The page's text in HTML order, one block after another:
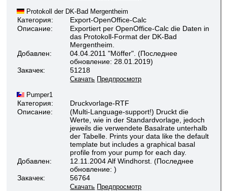
Protokoll der DK-Bad Mergentheim
Категория:
Export-OpenOffice-Calc
Описание:
Exportiert per OpenOffice-Calc die Daten in
das Protokoll-Format der DK-Bad
Mergentheim.
Добавлен:
04.04.2011 "Möffer". (Последнее
обновление: 28.01.2019)
Закачек:
51218
Скачать Предпросмотр
Pumper1
Категория:
Druckvorlage-RTF
Описание:
(Multi-Language-support!) Druckt die
Werte, wie in der Standardvorlage, jedoch
jeweils die verwendete Basalrate unterhalb
der Tabelle. Prints your data like the default
template but includes a graphical basal
profile from your pump for each day.
Добавлен:
12.11.2004 Alf Windhorst. (Последнее
обновление: )
Закачек:
56764
Скачать Предпросмотр